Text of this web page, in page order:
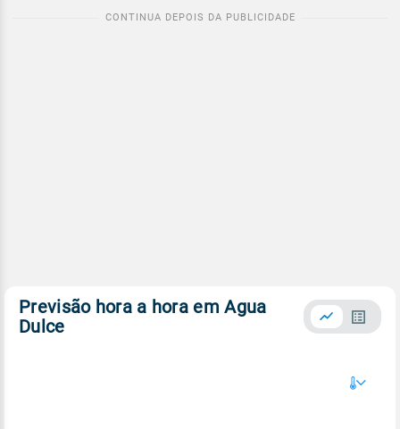
Previsão hora a hora em Agua
Dulce